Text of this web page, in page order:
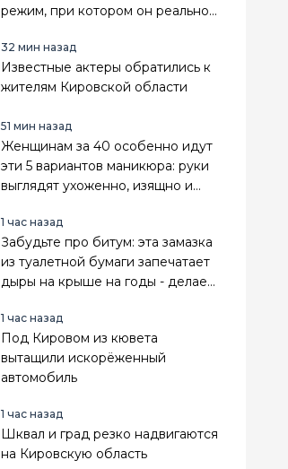
режим, при котором он реально
32 мин назад
Известные актеры обратились к
жителям Кировской области
51 мин назад
Женщинам за 40 особенно идут
эти 5 вариантов маникюра: руки
выглядят ухоженно, изящно и
1 час назад
Забудьте про битум: эта замазка
из туалетной бумаги запечатает
дыры на крыше на годы - делаем
1 час назад
Под Кировом из кювета
вытащили искорёженный
автомобиль
1 час назад
Шквал и град резко надвигаются
на Кировскую область